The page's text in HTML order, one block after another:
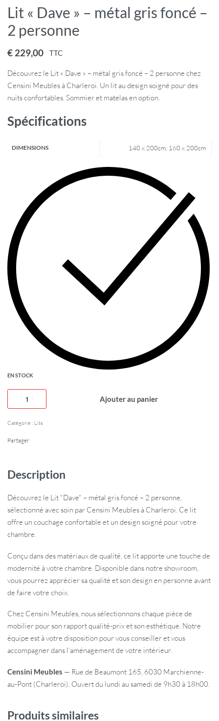
Lit « Dave » – métal gris foncé –
2 personne
€ 229,00 TTC
Découvrez le Lit « Dave » – métal gris foncé – 2 personne chez
Censini Meubles à Charleroi. Un lit au design soigné pour des
nuits confortables. Sommier et matelas en option.
Spécifications
DIMENSIONS 140 x 200cm, 160 x 200cm
EN STOCK
Ajouter au panier
Catégorie : Lits
Partager
Description
Découvrez le Lit "Dave" – métal gris foncé – 2 personne,
sélectionné avec soin par Censini Meubles à Charleroi. Ce lit
offre un couchage confortable et un design soigné pour votre
chambre.
Conçu dans des matériaux de qualité, ce lit apporte une touche de
modernité à votre chambre. Disponible dans notre showroom,
vous pourrez apprécier sa qualité et son design en personne avant
de faire votre choix.
Chez Censini Meubles, nous sélectionnons chaque pièce de
mobilier pour son rapport qualité-prix et son esthétique. Notre
équipe est à votre disposition pour vous conseiller et vous
accompagner dans l’aménagement de votre intérieur.
Censini Meubles — Rue de Beaumont 165, 6030 Marchienne-
au-Pont (Charleroi). Ouvert du lundi au samedi de 9h30 à 18h00.
Produits similaires